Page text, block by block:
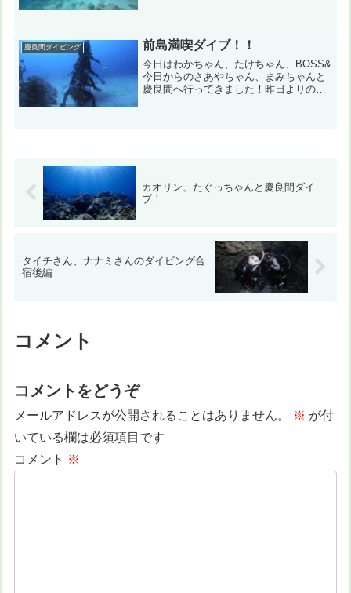
（神山南）今日の...
慶良間ダイビング 前島満喫ダイブ！！
今日はわかちゃん、たけちゃん、BOSS&
今日からのさあやちゃん、まみちゃんと
慶良間へ行ってきました！昨日よりの海
カオリン、たぐっちゃんと慶良間ダイ
ブ！
タイチさん、ナナミさんのダイビング合
宿後編
コメント
コメントをどうぞ
メールアドレスが公開されることはありません。 ※ が付
いている欄は必須項目です
コメント ※